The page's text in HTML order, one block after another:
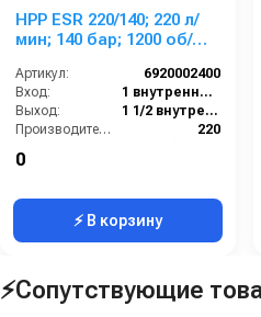
HPP ESR 220/140; 220 л/
мин; 140 бар; 1200 об/
Артикул:
6920002400
Вход:
1 внутренняя резьба
Выход:
1 1/2 внутренняя резьба
Производительность (л/мин):
220
Вес, кг:
0
⚡ В корзину
⚡Сопутствующие